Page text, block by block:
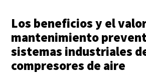
Los beneficios y el
mantenimiento
sistemas industriales
compresores de aire